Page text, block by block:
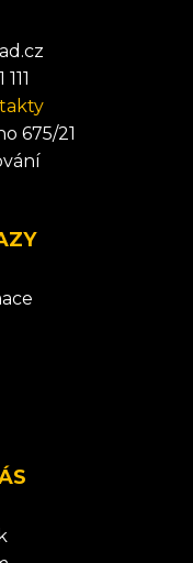
675/21